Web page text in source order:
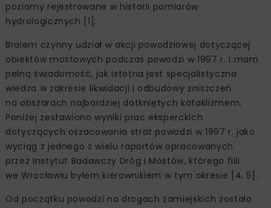
poziomy rejestrowane w historii pomiarów
hydrologicznych [1].
Bralem czynny udział w akcji powodziowej dotyczącej
obiektów mostowych podczas powodzi w 1997 r. i mam
pełną świadomość, jak istotna jest specjalistyczna
wiedza w zakresie likwidacji i odbudowy zniszczeń
na obszarach najbardziej dotkniętych kataklizmem.
Poniżej zestawiono wyniki prac eksperckich
dotyczących oszacowania strat powodzi w 1997 r. jako
wyciąg z jednego z wielu raportów opracowanych
przez Instytut Badawczy Dróg i Mostów, którego filii
we Wrocławiu byłem kierownikiem w tym okresie [4, 5].
Od początku powodzi na drogach zamiejskich zostało